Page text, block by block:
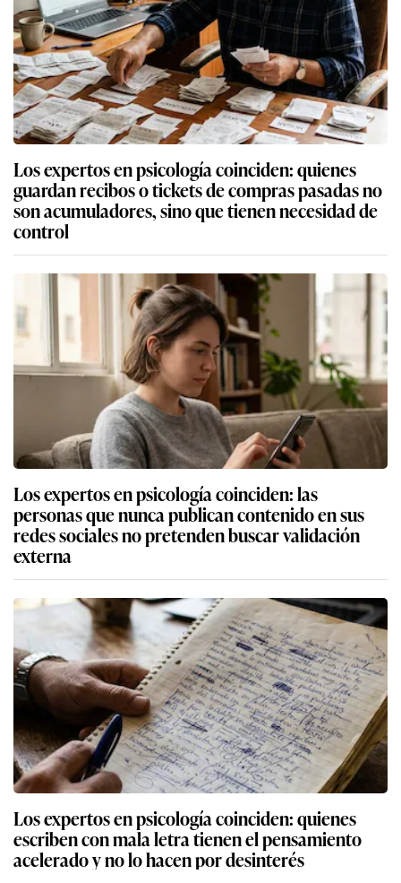
Los expertos en psicología coinciden: quienes
guardan recibos o tickets de compras pasadas no
son acumuladores, sino que tienen necesidad de
control
Los expertos en psicología coinciden: las
personas que nunca publican contenido en sus
redes sociales no pretenden buscar validación
externa
Los expertos en psicología coinciden: quienes
escriben con mala letra tienen el pensamiento
acelerado y no lo hacen por desinterés